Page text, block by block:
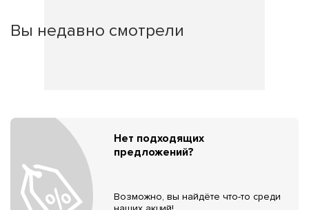
Вы недавно смотрели
Нет подходящих
предложений?
Возможно, вы найдёте что-то среди